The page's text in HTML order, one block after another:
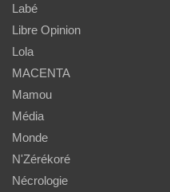
Labé
Libre Opinion
Lola
MACENTA
Mamou
Média
Monde
N'Zérékoré
Nécrologie